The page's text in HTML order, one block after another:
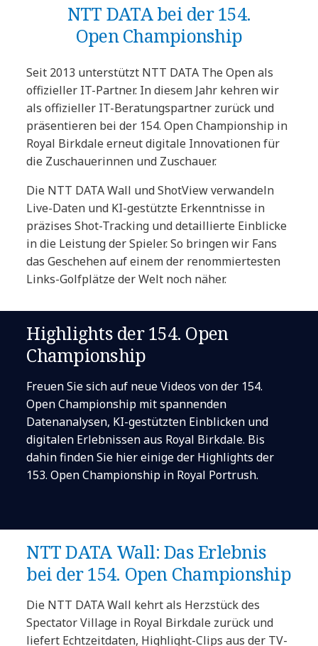
NTT DATA bei der 154.
Open Championship
Seit 2013 unterstützt NTT DATA The Open als
offizieller IT-Partner. In diesem Jahr kehren wir
als offizieller IT-Beratungspartner zurück und
präsentieren bei der 154. Open Championship in
Royal Birkdale erneut digitale Innovationen für
die Zuschauerinnen und Zuschauer.
Die NTT DATA Wall und ShotView verwandeln
Live-Daten und KI-gestützte Erkenntnisse in
präzises Shot-Tracking und detaillierte Einblicke
in die Leistung der Spieler. So bringen wir Fans
das Geschehen auf einem der renommiertesten
Links-Golfplätze der Welt noch näher.
Highlights der 154. Open
Championship
Freuen Sie sich auf neue Videos von der 154.
Open Championship mit spannenden
Datenanalysen, KI-gestützten Einblicken und
digitalen Erlebnissen aus Royal Birkdale. Bis
dahin finden Sie hier einige der Highlights der
153. Open Championship in Royal Portrush.
NTT DATA Wall: Das Erlebnis
bei der 154. Open Championship
Die NTT DATA Wall kehrt als Herzstück des
Spectator Village in Royal Birkdale zurück und
liefert Echtzeitdaten, Highlight-Clips aus der TV-